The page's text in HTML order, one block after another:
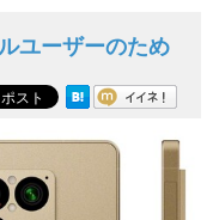
ユーザーのため